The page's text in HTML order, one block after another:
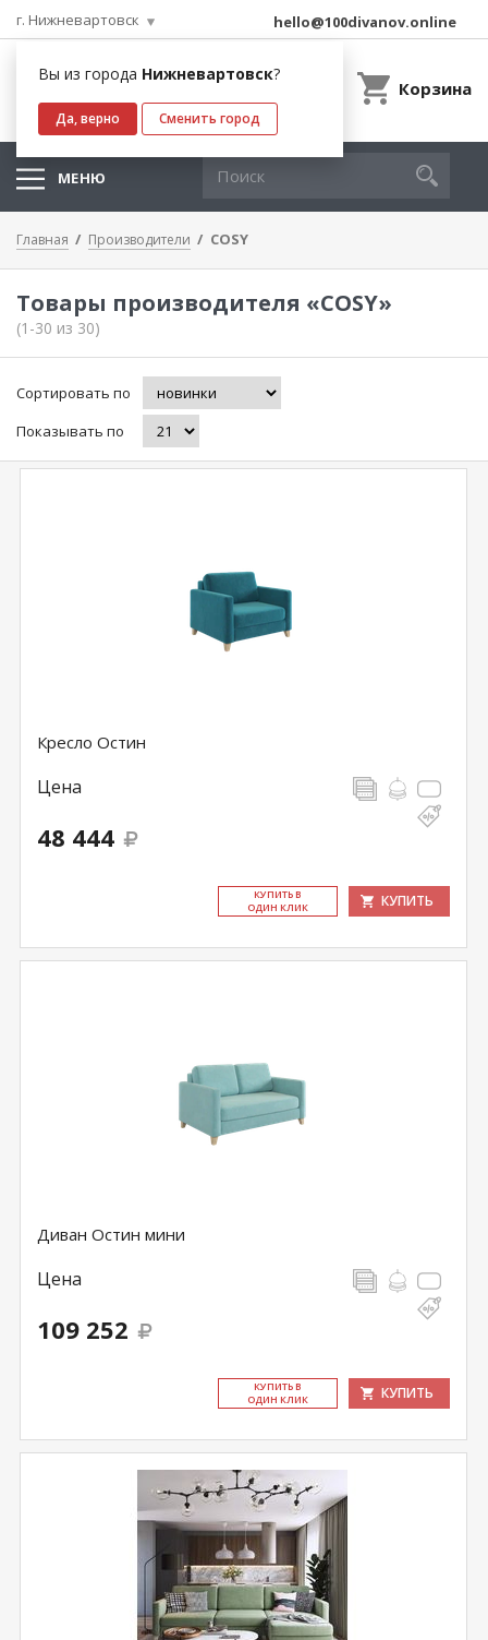
г. Нижневартовск
Вы из города Нижневартовск?
Да, верно Сменить город
hello@100divanov.online
Корзина
МЕНЮ
Главная Производители COSY
Товары производителя «COSY»
(1-30 из 30)
Сортировать по
Показывать по
Кресло Остин
Цена
48 444
КУ­ПИТЬ В
ОДИН КЛИК
КУПИТЬ
Диван Остин мини
Цена
109 252
КУ­ПИТЬ В
ОДИН КЛИК
КУПИТЬ